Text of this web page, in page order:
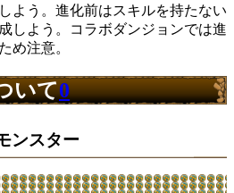
よう。進化前はスキルを持たない
しよう。コラボダンジョンでは進
め注意。
いて0
ンスター